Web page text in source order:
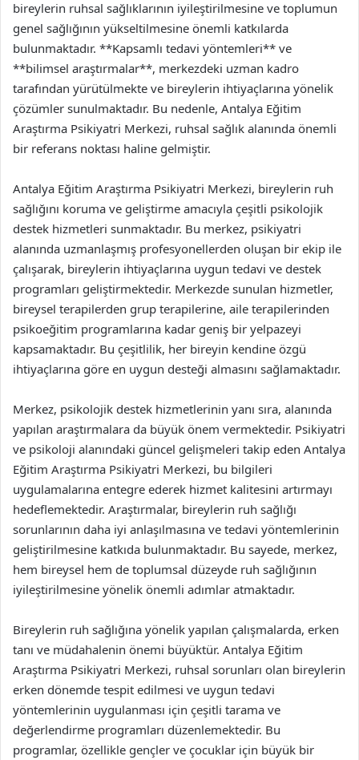
bireylerin ruhsal sağlıklarının iyileştirilmesine ve toplumun
genel sağlığının yükseltilmesine önemli katkılarda
bulunmaktadır. **Kapsamlı tedavi yöntemleri** ve
**bilimsel araştırmalar**, merkezdeki uzman kadro
tarafından yürütülmekte ve bireylerin ihtiyaçlarına yönelik
çözümler sunulmaktadır. Bu nedenle, Antalya Eğitim
Araştırma Psikiyatri Merkezi, ruhsal sağlık alanında önemli
bir referans noktası haline gelmiştir.
Antalya Eğitim Araştırma Psikiyatri Merkezi, bireylerin ruh
sağlığını koruma ve geliştirme amacıyla çeşitli psikolojik
destek hizmetleri sunmaktadır. Bu merkez, psikiyatri
alanında uzmanlaşmış profesyonellerden oluşan bir ekip ile
çalışarak, bireylerin ihtiyaçlarına uygun tedavi ve destek
programları geliştirmektedir. Merkezde sunulan hizmetler,
bireysel terapilerden grup terapilerine, aile terapilerinden
psikoeğitim programlarına kadar geniş bir yelpazeyi
kapsamaktadır. Bu çeşitlilik, her bireyin kendine özgü
ihtiyaçlarına göre en uygun desteği almasını sağlamaktadır.
Merkez, psikolojik destek hizmetlerinin yanı sıra, alanında
yapılan araştırmalara da büyük önem vermektedir. Psikiyatri
ve psikoloji alanındaki güncel gelişmeleri takip eden Antalya
Eğitim Araştırma Psikiyatri Merkezi, bu bilgileri
uygulamalarına entegre ederek hizmet kalitesini artırmayı
hedeflemektedir. Araştırmalar, bireylerin ruh sağlığı
sorunlarının daha iyi anlaşılmasına ve tedavi yöntemlerinin
geliştirilmesine katkıda bulunmaktadır. Bu sayede, merkez,
hem bireysel hem de toplumsal düzeyde ruh sağlığının
iyileştirilmesine yönelik önemli adımlar atmaktadır.
Bireylerin ruh sağlığına yönelik yapılan çalışmalarda, erken
tanı ve müdahalenin önemi büyüktür. Antalya Eğitim
Araştırma Psikiyatri Merkezi, ruhsal sorunları olan bireylerin
erken dönemde tespit edilmesi ve uygun tedavi
yöntemlerinin uygulanması için çeşitli tarama ve
değerlendirme programları düzenlemektedir. Bu
programlar, özellikle gençler ve çocuklar için büyük bir